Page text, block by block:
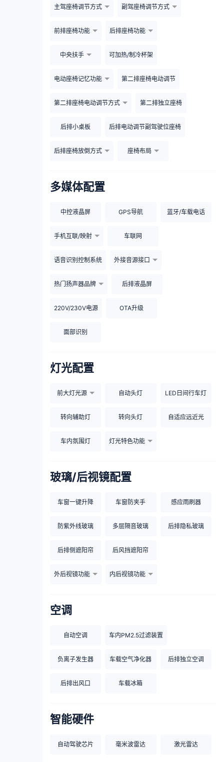
主驾座椅调节方式 副驾座椅调节方式
前排座椅功能 后排座椅功能
中央扶手 可加热/制冷杯架
电动座椅记忆功能 第二排座椅电动调节
第二排座椅电动调节方式 第二排独立座椅
后排小桌板 后排电动调节副驾驶位座椅
后排座椅放倒方式 座椅布局
多媒体配置
中控液晶屏 GPS导航 蓝牙/车载电话
手机互联/映射 车联网
语音识别控制系统 外接音源接口
热门扬声器品牌 后排液晶屏
220V/230V电源 OTA升级
面部识别
灯光配置
前大灯光源 自动头灯 LED日间行车灯
转向辅助灯 转向头灯 自适应远近光
车内氛围灯 灯光特色功能
玻璃/后视镜配置
车窗一键升降 车窗防夹手 感应雨刷器
防紫外线玻璃 多层隔音玻璃 后排隐私玻璃
后排侧遮阳帘 后风挡遮阳帘
外后视镜功能 内后视镜功能
空调
自动空调 车内PM2.5过滤装置
负离子发生器 车载空气净化器 后排独立空调
后排出风口 车载冰箱
智能硬件
自动驾驶芯片 毫米波雷达 激光雷达